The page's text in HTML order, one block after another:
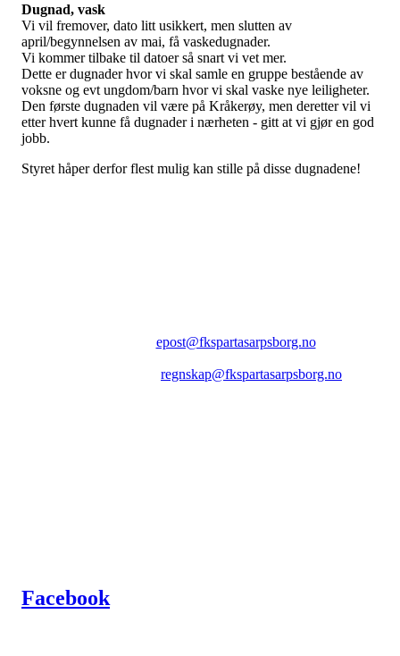
Dugnad, vask
Vi vil fremover, dato litt usikkert, men slutten av
april/begynnelsen av mai, få vaskedugnader.
Vi kommer tilbake til datoer så snart vi vet mer.
Dette er dugnader hvor vi skal samle en gruppe bestående av
voksne og evt ungdom/barn hvor vi skal vaske nye leiligheter.
Den første dugnaden vil være på Kråkerøy, men deretter vil vi
etter hvert kunne få dugnader i nærheten - gitt at vi gjør en god
jobb.
Styret håper derfor flest mulig kan stille på disse dugnadene!
epost@fkspartasarpsborg.no
regnskap@fkspartasarpsborg.no
Facebook